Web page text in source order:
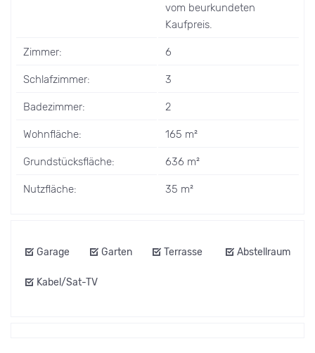
vom beurkundeten
Kaufpreis.
Zimmer: 6
Schlafzimmer: 3
Badezimmer: 2
Wohnfläche: 165 m²
Grundstücksfläche: 636 m²
Nutzfläche: 35 m²
Garage Garten Terrasse Abstellraum
Kabel/Sat-TV